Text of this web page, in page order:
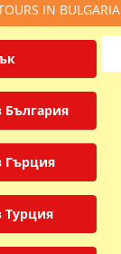
IN BULGARIA
България
Гърция
Турция